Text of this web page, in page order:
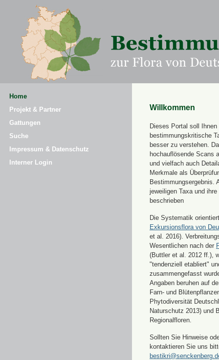
Home
Projekt & Partner
Gattungen
Suche
Impressum & Datenschutz
Interner Login
Willkommen
Dieses Portal soll Ihnen
bestimmungskritische
besser zu verstehen.
hochauflösende Scans
und vielfach auch
Merkmale als
Bestimmungsergebnis.
jeweiligen Taxa und
beschrieben
Die Systematik
Exkursionsflora von
et al. 2016).
Wesentlichen nach der
(Buttler et al. 2012 ff.),
"tendenziell etabliert"
zusammengefasst
Angaben beruhen auf
Farn- und
Phytodiversität
Naturschutz 2013) und
Regionalfloren.
Sollten Sie Hinweise
kontaktieren Sie uns